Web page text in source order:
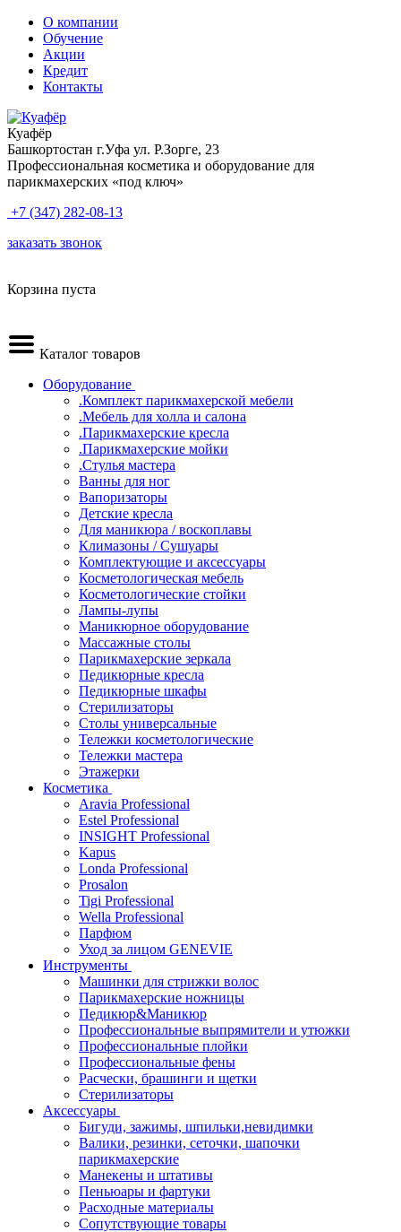
О компании
Обучение
Акции
Кредит
Контакты
Куафёр
Башкортостан г.Уфа ул. Р.Зорге, 23
Профессиональная косметика и оборудование для
парикмахерских «под ключ»
+7 (347) 282-08-13
заказать звонок
Корзина пуста
Каталог товаров
Оборудование
.Комплект парикмахерской мебели
.Мебель для холла и салона
.Парикмахерские кресла
.Парикмахерские мойки
.Стулья мастера
Ванны для ног
Вапоризаторы
Детские кресла
Для маникюра / воскоплавы
Климазоны / Сушуары
Комплектующие и аксессуары
Косметологическая мебель
Косметологические стойки
Лампы-лупы
Маникюрное оборудование
Массажные столы
Парикмахерские зеркала
Педикюрные кресла
Педикюрные шкафы
Стерилизаторы
Столы универсальные
Тележки косметологические
Тележки мастера
Этажерки
Косметика
Aravia Professional
Estel Professional
INSIGHT Professional
Kapus
Londa Professional
Prosalon
Tigi Professional
Wella Professional
Парфюм
Уход за лицом GENEVIE
Инструменты
Машинки для стрижки волос
Парикмахерские ножницы
Педикюр&Маникюр
Профессиональные выпрямители и утюжки
Профессиональные плойки
Профессиональные фены
Расчески, брашинги и щетки
Стерилизаторы
Аксессуары
Бигуди, зажимы, шпильки,невидимки
Валики, резинки, сеточки, шапочки
парикмахерские
Манекены и штативы
Пеньюары и фартуки
Расходные материалы
Сопутствующие товары